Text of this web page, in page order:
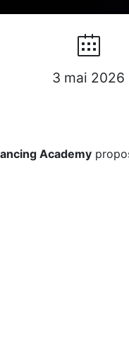
3 mai 2026
Academy